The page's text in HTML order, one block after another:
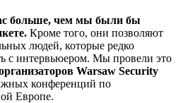
больше, чем мы были бы
Кроме того, они позволяют
людей, которые редко
с интервьюером. Мы провели это
Warsaw Security
конференций по
Европе.